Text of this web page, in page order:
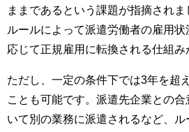
ままであるという課題が指摘され
ルールによって派遣労働者の雇用
応じて正規雇用に転換される仕組み
ただし、一定の条件下では3年を超
ことも可能です。派遣先企業との
いて別の業務に派遣されるなど、